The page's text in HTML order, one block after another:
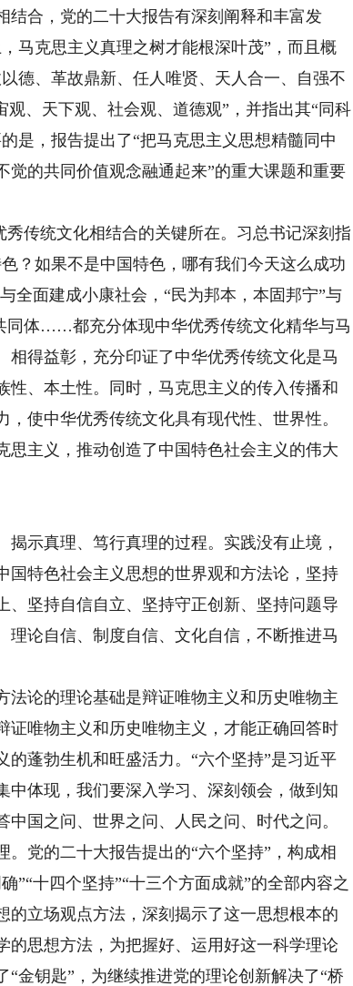
合，党的二十大报告有深刻阐释和丰富发
马克思主义真理之树才能根深叶茂”，而且概
德、革故鼎新、任人唯贤、天人合一、自强不
、天下观、社会观、道德观”，并指出其“同科
是，报告提出了“把马克思主义思想精髓同中
的共同价值观念融通起来”的重大课题和重要
传统文化相结合的关键所在。习总书记深刻指
？如果不是中国特色，哪有我们今天这么成功
全面建成小康社会，“民为邦本，本固邦宁”与
同体……都充分体现中华优秀传统文化精华与马
得益彰，充分印证了中华优秀传统文化是马
、本土性。同时，马克思主义的传入传播和
使中华优秀传统文化具有现代性、世界性。
主义，推动创造了中国特色社会主义的伟大
示真理、笃行真理的过程。实践没有止境，
国特色社会主义思想的世界观和方法论，坚持
坚持自信自立、坚持守正创新、坚持问题导
论自信、制度自信、文化自信，不断推进马
论的理论基础是辩证唯物主义和历史唯物主
证唯物主义和历史唯物主义，才能正确回答时
蓬勃生机和旺盛活力。“六个坚持”是习近平
体现，我们要深入学习、深刻领会，做到知
国之问、世界之问、人民之问、时代之问。
党的二十大报告提出的“六个坚持”，构成相
”“十四个坚持”“十三个方面成就”的全部内容之
立场观点方法，深刻揭示了这一思想根本的
思想方法，为把握好、运用好这一科学理论
金钥匙”，为继续推进党的理论创新解决了“桥